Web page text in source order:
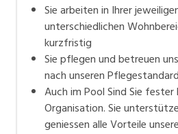
Sie arbeiten in Ihrer
unterschiedlichen
kurzfristig
Sie pflegen und betreuen
nach unseren
Auch im Pool Sind Sie
Organisation. Sie
geniessen alle Vorteile